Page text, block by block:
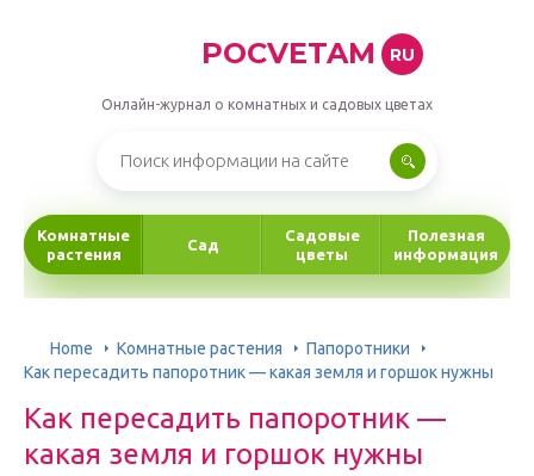
POCVETAM RU
Онлайн-журнал о комнатных и садовых цветах
Комнатные
растения
Сад
Садовые
цветы
Полезная
информация
Home Комнатные растения
Папоротники
Как пересадить папоротник — какая земля и горшок нужны
Как пересадить папоротник —
какая земля и горшок нужны